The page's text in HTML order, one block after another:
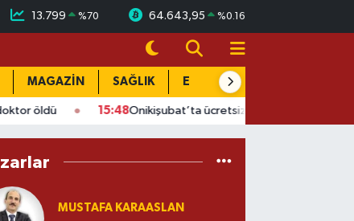
13.799 %70 64.643,95 %0.16
MAGAZİN SAĞLIK EĞİTİM
15:48 Onikişubat’ta ücretsiz üniversite kursunda son gün
MUSTAFA KARAASLAN